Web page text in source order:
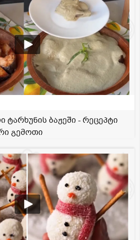
ტარხუნის ბაჟეში - რეცეპტი
გემოთი